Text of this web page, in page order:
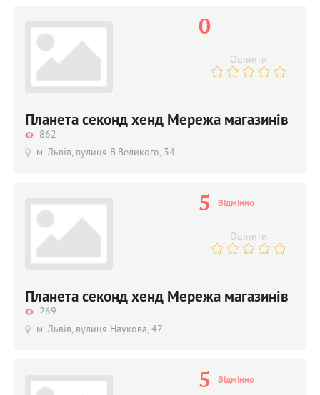
Планета секонд хенд Мережа магазинів
862
м. Львів, вулиця В.Великого, 34
0
Оцінити
Планета секонд хенд Мережа магазинів
269
м. Львів, вулиця Наукова, 47
5 Відмінно
Оцінити
5 Відмінно